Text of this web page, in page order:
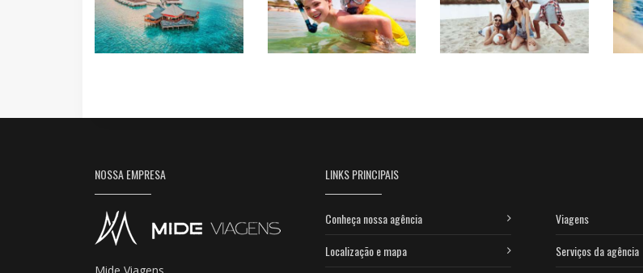
NOSSA EMPRESA LINKS PRINCIPAIS
Conheça nossa agência
Localização e mapa
Viagens
Serviços da agência